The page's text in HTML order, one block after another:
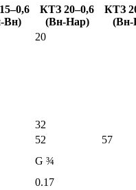
Вн)
КТЗ 20–0,6
(Вн-Нар)
КТЗ
(Вн-
20
32
52 57
G ¾
0.17